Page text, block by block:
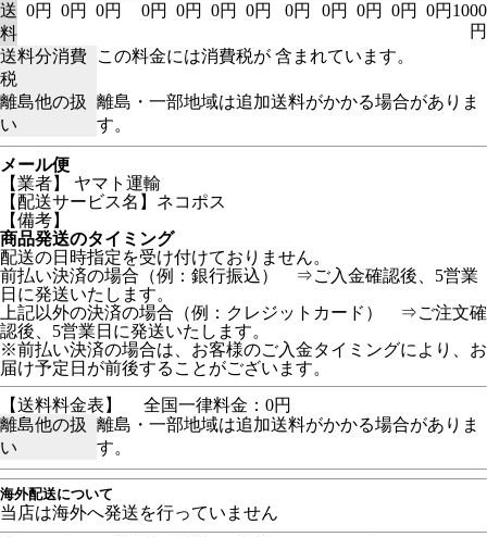
送
料
0円 0円 0円 0円 0円 0円 0円 0円 0円 0円 0円 0円 1000
円
送料分消費
税
この料金には消費税が 含まれています。
離島他の扱
い
離島・一部地域は追加送料がかかる場合がありま
す。
メール便
【業者】 ヤマト運輸
【配送サービス名】ネコポス
【備考】
商品発送のタイミング
配送の日時指定を受け付けておりません。
前払い決済の場合（例：銀行振込） ⇒ご入金確認後、5営業
日に発送いたします。
上記以外の決済の場合（例：クレジットカード） ⇒ご注文確
認後、5営業日に発送いたします。
※前払い決済の場合は、お客様のご入金タイミングにより、お
届け予定日が前後することがございます。
【送料料金表】
全国一律料金：0円
離島他の扱
い
離島・一部地域は追加送料がかかる場合がありま
す。
海外配送について
当店は海外へ発送を行っていません